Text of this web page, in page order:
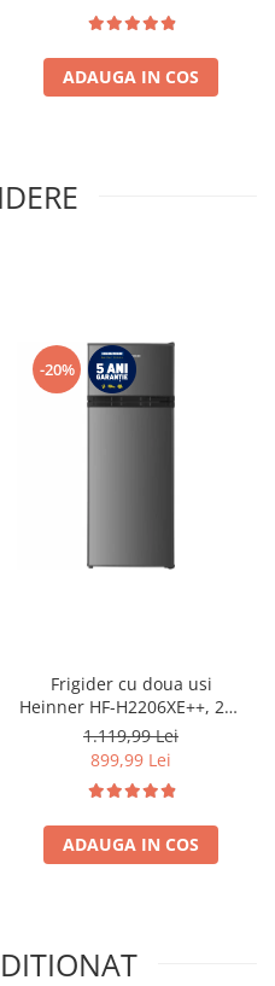
cm, Alb
ADAUGA IN COS
-20%
Frigider cu doua usi
Heinner HF-H2206XE++, 206
l, Clasa E, lumina LED, 3
rafturi de sticla, H 143 cm,
Inox
1.119,99 Lei
899,99 Lei
ADAUGA IN COS